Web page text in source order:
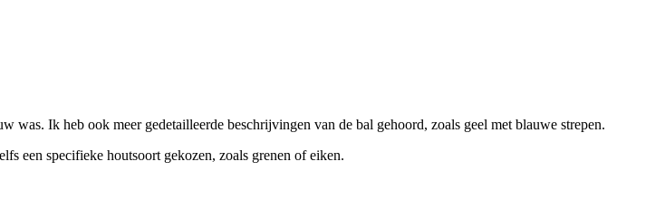
Ik heb ook meer gedetailleerde beschrijvingen van de bal gehoord, zoals geel met blauwe strepen.
een specifieke houtsoort gekozen, zoals grenen of eiken.